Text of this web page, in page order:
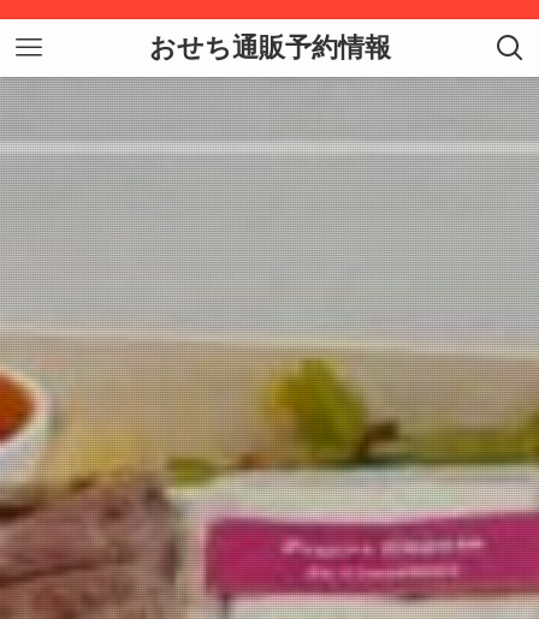
おせち通販予約情報